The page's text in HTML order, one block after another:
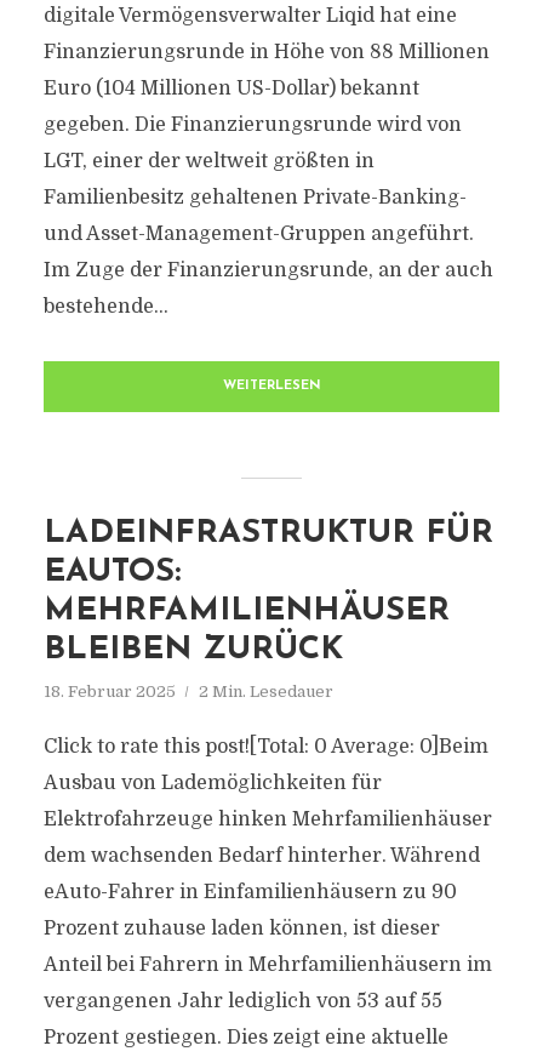
digitale Vermögensverwalter Liqid hat eine
Finanzierungsrunde in Höhe von 88 Millionen
Euro (104 Millionen US-Dollar) bekannt
gegeben. Die Finanzierungsrunde wird von
LGT, einer der weltweit größten in
Familienbesitz gehaltenen Private-Banking-
und Asset-Management-Gruppen angeführt.
Im Zuge der Finanzierungsrunde, an der auch
bestehende...
WEITERLESEN
LADEINFRASTRUKTUR FÜR
EAUTOS:
MEHRFAMILIENHÄUSER
BLEIBEN ZURÜCK
18. Februar 2025 2 Min. Lesedauer
Click to rate this post![Total: 0 Average: 0]Beim
Ausbau von Lademöglichkeiten für
Elektrofahrzeuge hinken Mehrfamilienhäuser
dem wachsenden Bedarf hinterher. Während
eAuto-Fahrer in Einfamilienhäusern zu 90
Prozent zuhause laden können, ist dieser
Anteil bei Fahrern in Mehrfamilienhäusern im
vergangenen Jahr lediglich von 53 auf 55
Prozent gestiegen. Dies zeigt eine aktuelle